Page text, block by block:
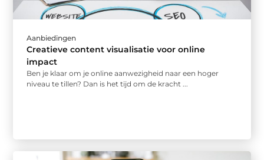
Aanbiedingen
Creatieve content visualisatie voor online
impact
Ben je klaar om je online aanwezigheid naar een hoger
niveau te tillen? Dan is het tijd om de kracht ...